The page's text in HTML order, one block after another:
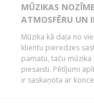
MŪZIKAS
ATMOSFĒRU UN
Mūzika kā daļa no
klientu pieredzes
pamatu, taču
piesaisti. Pētījumi
ir saskaņota ar